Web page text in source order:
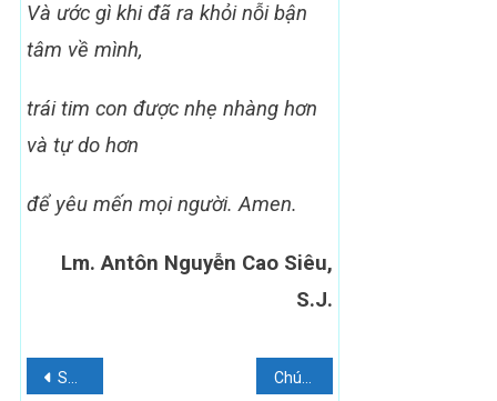
Và ước gì khi đã ra khỏi nỗi bận
tâm về mình,
trái tim con được nhẹ nhàng hơn
và tự do hơn
để yêu mến mọi người. Amen.
Lm. Antôn Nguyễn Cao Siêu,
S.J.
Điều
Suy Niệm Thứ 3 Tuần 5 Thường Niên Chúa Thánh Thần khi cầu nguyện với Kinh Thánh